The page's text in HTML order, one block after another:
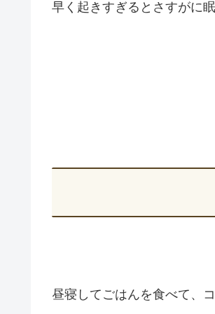
早く起きすぎるとさすがに眠
昼寝してごはんを食べて、